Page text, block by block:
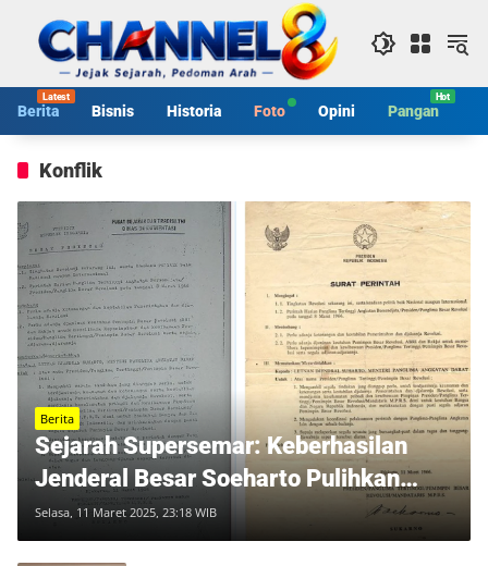
konten
Berita Bisnis Historia Foto Opini Pangan
Konflik
Berita
Sejarah Supersemar: Keberhasilan
Jenderal Besar Soeharto Pulihkan
Keamanan Nasional
Selasa, 11 Maret 2025, 23:18 WIB